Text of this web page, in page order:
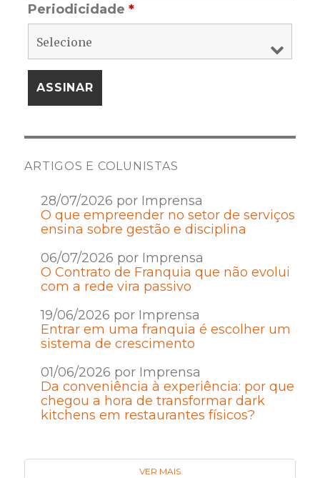
Periodicidade*
ARTIGOS E COLUNISTAS
28/07/2026 por Imprensa
O que empreender no setor de serviços
ensina sobre gestão e disciplina
06/07/2026 por Imprensa
O Contrato de Franquia que não evolui
com a rede vira passivo
19/06/2026 por Imprensa
Entrar em uma franquia é escolher um
sistema de crescimento
01/06/2026 por Imprensa
Da conveniência à experiência: por que
chegou a hora de transformar dark
kitchens em restaurantes físicos?
VER MAIS